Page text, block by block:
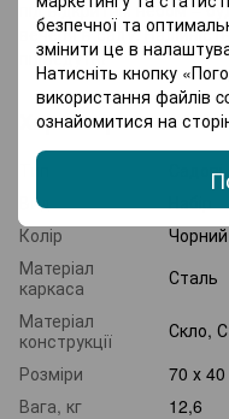
безпечної та
змінити це в
Натисніть кнопку
використання файлів
ознайомитися на
під відкритим небом –
вечеря в саду.
підведуть!
Характеристики
Вид
Колір
Чорний
Матеріал
каркаса
Сталь
Матеріал
конструкції
Скло,
Розміри
70 х
Вага, кг
12,6